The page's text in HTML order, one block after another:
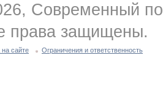
Современный
права защищены.
сайте Ограничения и ответственность